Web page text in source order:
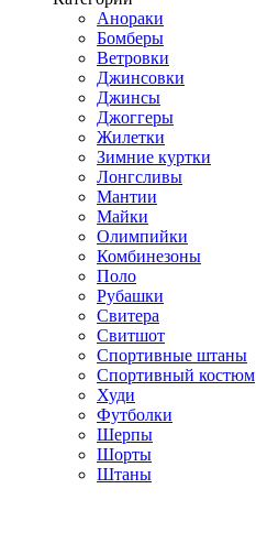
Анораки
Бомберы
Ветровки
Джинсовки
Джинсы
Джоггеры
Жилетки
Зимние куртки
Лонгсливы
Мантии
Майки
Олимпийки
Комбинезоны
Поло
Рубашки
Свитера
Свитшот
Спортивные штаны
Спортивный костюм
Худи
Футболки
Шерпы
Шорты
Штаны